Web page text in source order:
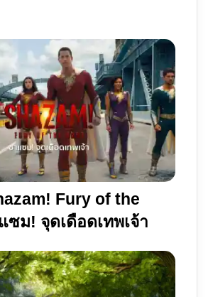
Fury of the
ซม! จุดเดือดเทพเจ้า